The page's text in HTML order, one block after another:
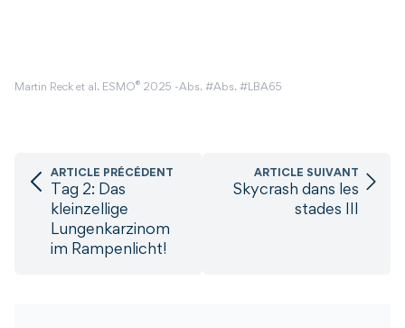
Martin Reck et al. ESMO® 2025 -Abs. #Abs. #LBA65
ARTICLE PRÉCÉDENT
Tag 2: Das
kleinzellige
Lungenkarzinom
im Rampenlicht!
ARTICLE SUIVANT
Skycrash dans les
stades III